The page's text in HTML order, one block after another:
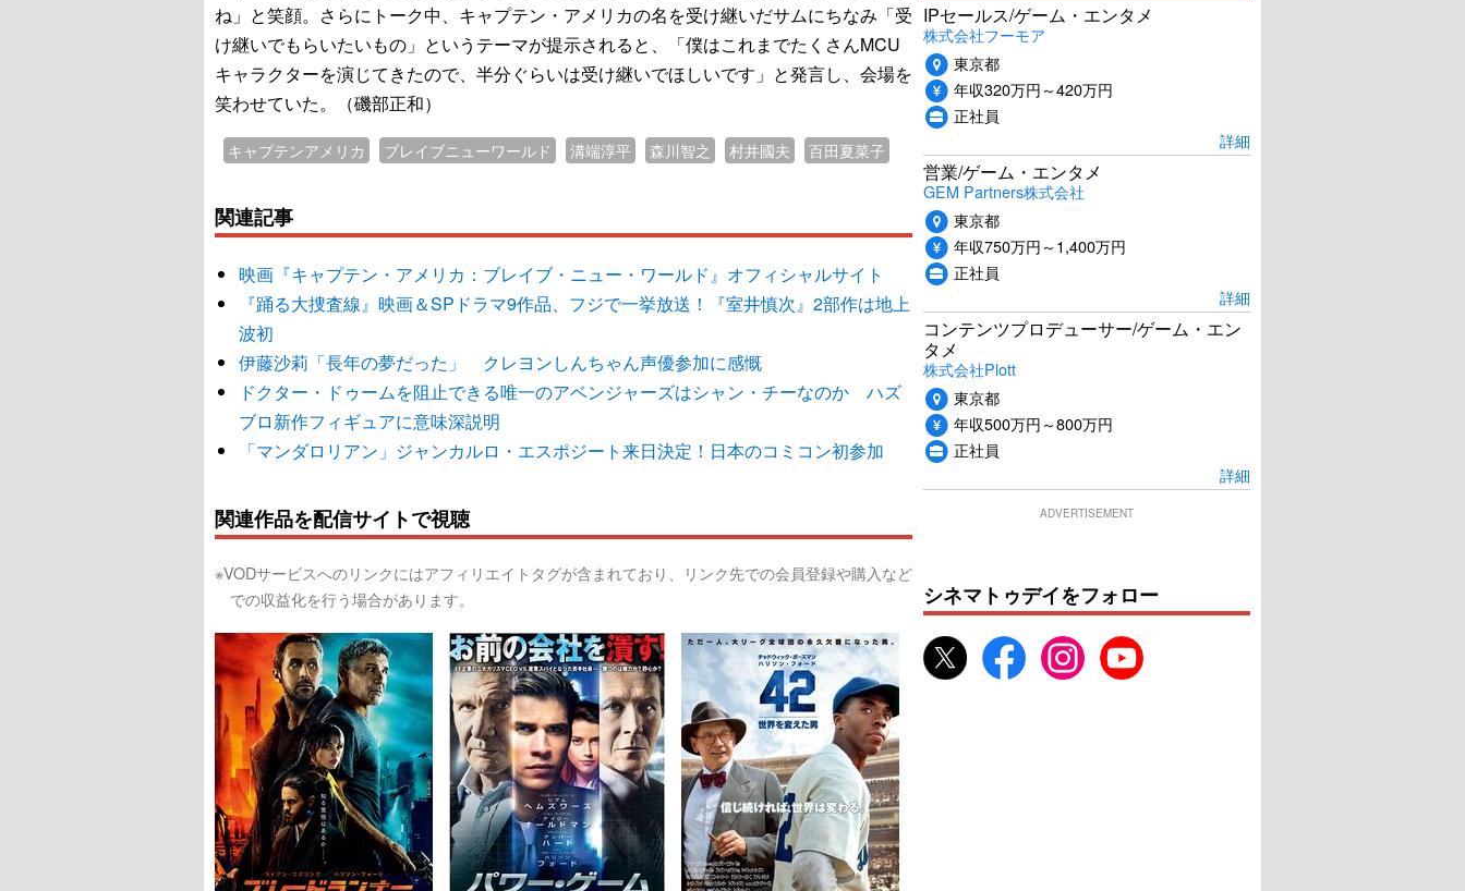
ね」と笑顔。さらにトーク中、キャプテン・アメリカの名を受け継いだサムにちなみ「受
け継いでもらいたいもの」というテーマが提示されると、「僕はこれまでたくさんMCU
キャラクターを演じてきたので、半分ぐらいは受け継いでほしいです」と発言し、会場を
笑わせていた。（磯部正和）
キャプテンアメリカ ブレイブニューワールド 溝端淳平 森川智之 村井國夫 百田夏菜子
関連記事
映画『キャプテン・アメリカ：ブレイブ・ニュー・ワールド』オフィシャルサイト
『踊る大捜査線』映画＆SPドラマ9作品、フジで一挙放送！『室井慎次』2部作は地上
波初
伊藤沙莉「長年の夢だった」 クレヨンしんちゃん声優参加に感慨
ドクター・ドゥームを阻止できる唯一のアベンジャーズはシャン・チーなのか ハズ
ブロ新作フィギュアに意味深説明
「マンダロリアン」ジャンカルロ・エスポジート来日決定！日本のコミコン初参加
関連作品を配信サイトで視聴
※VODサービスへのリンクにはアフィリエイトタグが含まれており、リンク先での会員登録や購入など
での収益化を行う場合があります。
IPセールス/ゲーム・エンタメ
株式会社フーモア
東京都
年収320万円～420万円
正社員
詳細
営業/ゲーム・エンタメ
GEM Partners株式会社
東京都
年収750万円～1,400万円
正社員
詳細
コンテンツプロデューサー/ゲーム・エン
タメ
株式会社Plott
東京都
年収500万円～800万円
正社員
詳細
ADVERTISEMENT
シネマトゥデイをフォロー